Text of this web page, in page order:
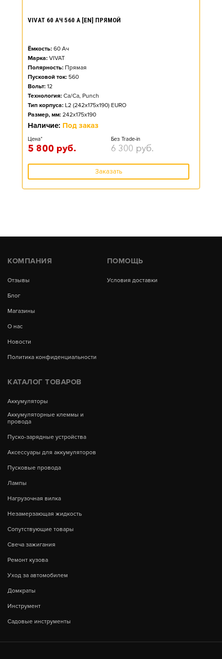
VIVAT 60 АЧ 560 А [EN] ПРЯМОЙ
Ёмкость: 60 Ач
Марка: VIVAT
Полярность: Прямая
Пусковой ток: 560
Вольт: 12
Технология: Ca/Ca, Punch
Тип корпуса: L2 (242x175x190) EURO
Размер, мм: 242x175x190
Наличие: Под заказ
Цена*
5 800 руб.
Без Trade-in
6 300 руб.
Заказать
КОМПАНИЯ
Отзывы
Блог
Магазины
О нас
Новости
Политика конфиденциальности
ПОМОЩЬ
Условия доставки
КАТАЛОГ ТОВАРОВ
Аккумуляторы
Аккумуляторные клеммы и
провода
Пуско-зарядные устройства
Аксессуары для аккумуляторов
Пусковые провода
Лампы
Нагрузочная вилка
Незамерзающая жидкость
Сопутствующие товары
Свеча зажигания
Ремонт кузова
Уход за автомобилем
Домкраты
Инструмент
Садовые инструменты